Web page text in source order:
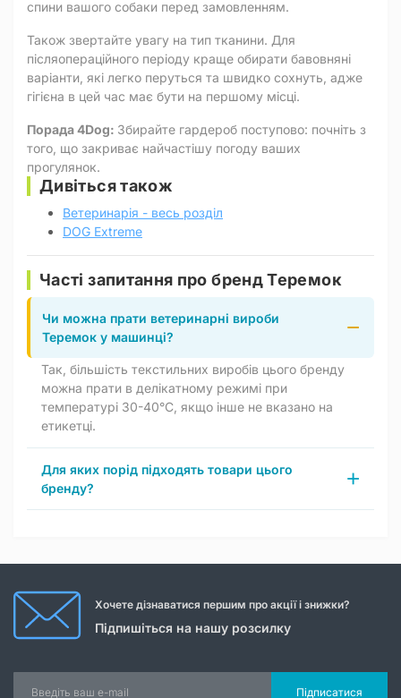
спини вашого собаки перед замовленням.
Також звертайте увагу на тип тканини. Для
післяопераційного періоду краще обирати бавовняні
варіанти, які легко перуться та швидко сохнуть, адже
гігієна в цей час має бути на першому місці.
Порада 4Dog: Збирайте гардероб поступово: почніть з
того, що закриває найчастішу погоду ваших
прогулянок.
Дивіться також
Ветеринарія - весь розділ
DOG Extreme
Часті запитання про бренд Теремок
Чи можна прати ветеринарні вироби
Теремок у машинці?
Так, більшість текстильних виробів цього бренду
можна прати в делікатному режимі при
температурі 30-40°C, якщо інше не вказано на
етикетці.
Для яких порід підходять товари цього
бренду?
Хочете дізнаватися першим про акції і знижки?
Підпишіться на нашу розсилку
Підписатися